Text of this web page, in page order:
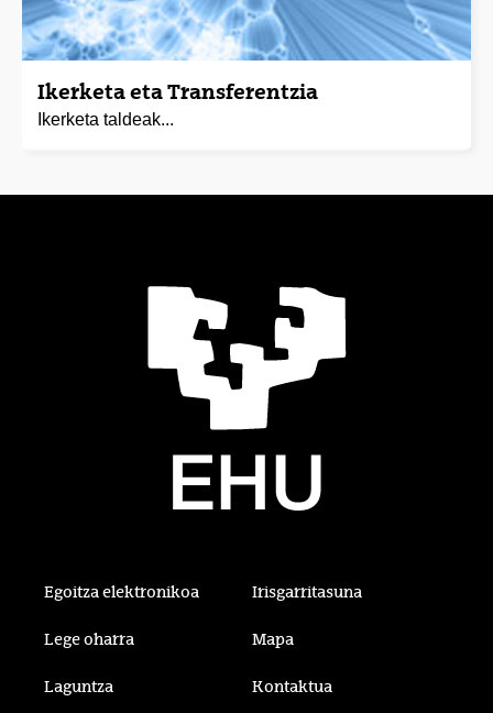
Ikerketa eta Transferentzia
Ikerketa taldeak...
Egoitza elektronikoa Irisgarritasuna
Lege oharra Mapa
Laguntza Kontaktua